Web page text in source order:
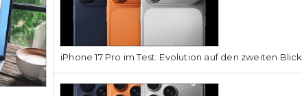
iPhone 17 Pro im Test: Evolution auf den zweiten Blick